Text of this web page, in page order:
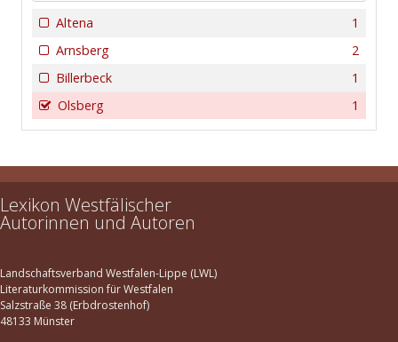
1
Altena
2
Arnsberg
1
Billerbeck
1
Olsberg
Lexikon Westfälischer
Autorinnen und Autoren
Landschaftsverband Westfalen-Lippe (LWL)
Literaturkommission für Westfalen
Salzstraße 38 (Erbdrostenhof)
48133 Münster